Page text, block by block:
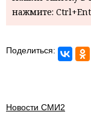
нажмите:
Поделиться:
Новости СМИ2